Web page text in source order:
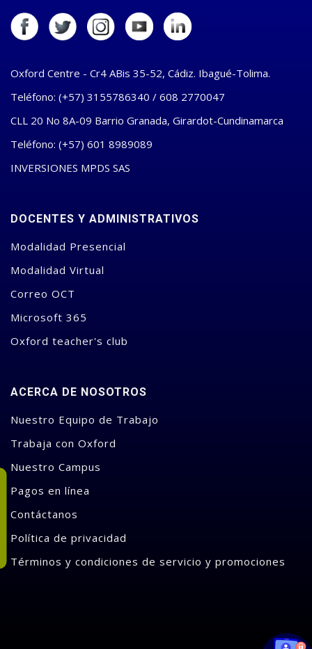
Oxford Centre - Cr4 ABis 35-52, Cádiz. Ibagué-Tolima.
Teléfono: (+57) 3155786340 / 608 2770047
CLL 20 No 8A-09 Barrio Granada, Girardot-Cundinamarca
Teléfono: (+57) 601 8989089
INVERSIONES MPDS SAS
DOCENTES Y ADMINISTRATIVOS
Modalidad Presencial
Modalidad Virtual
Correo OCT
Microsoft 365
Oxford teacher's club
ACERCA DE NOSOTROS
Nuestro Equipo de Trabajo
Trabaja con Oxford
Nuestro Campus
Pagos en línea
Contáctanos
Política de privacidad
Términos y condiciones de servicio y promociones